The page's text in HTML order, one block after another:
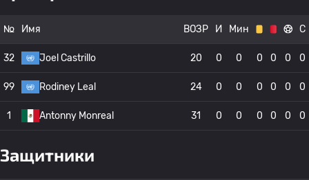
№ Имя ВОЗР И Мин С
32 Joel Castrillo 20 0 0 0 0 0 0
99 Rodiney Leal 24 0 0 0 0 0 0
1 Antonny Monreal 31 0 0 0 0 0 0
Защитники